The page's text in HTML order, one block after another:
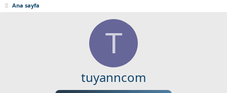
Ana sayfa
T
tuyanncom